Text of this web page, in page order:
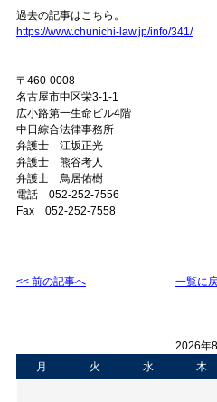
過去の記事はこちら。
https://www.chunichi-law.jp/info/341/
〒460-0008
名古屋市中区栄3-1-1
広小路第一生命ビル4階
中日綜合法律事務所
弁護士 江坂正光
弁護士 熊谷考人
弁護士 鳥居佑樹
電話 052-252-7556
Fax 052-252-7558
<< 前の記事へ 一覧に
2026年
月
火 水 木